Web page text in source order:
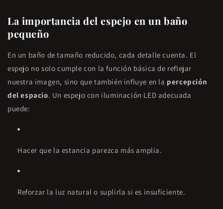
La importancia del espejo en un baño
pequeño
En un baño de tamaño reducido, cada detalle cuenta. El
espejo no solo cumple con la función básica de reflejar
nuestra imagen, sino que también influye en la percepción
del espacio. Un espejo con iluminación LED adecuada
puede:
Hacer que la estancia parezca más amplia.
Reforzar la luz natural o suplirla si es insuficiente.